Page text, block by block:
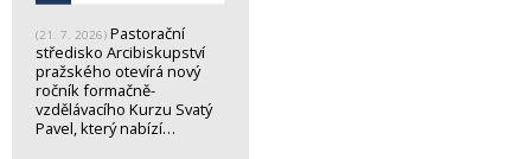
(21. 7. 2026) Pastorační
středisko Arcibiskupství
pražského otevírá nový
ročník formačně-
vzdělávacího Kurzu Svatý
Pavel, který nabízí…